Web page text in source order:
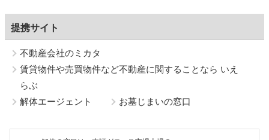
提携サイト
不動産会社のミカタ
賃貸物件や売買物件など不動産に関することなら いえ
らぶ
解体エージェント
お墓じまいの窓口